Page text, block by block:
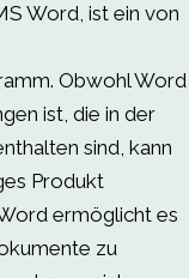
Word, ist ein von
Obwohl Word
ist, die in der
sind, kann
Produkt
ermöglicht es
zu